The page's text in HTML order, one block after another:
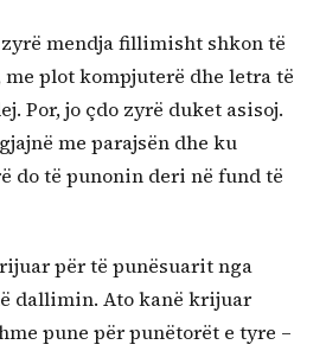
mendja fillimisht shkon të
plot kompjuterë dhe letra të
Por, jo çdo zyrë duket asisoj.
me parajsën dhe ku
do të punonin deri në fund të
për të punësuarit nga
dallimin. Ato kanë krijuar
pune për punëtorët e tyre –